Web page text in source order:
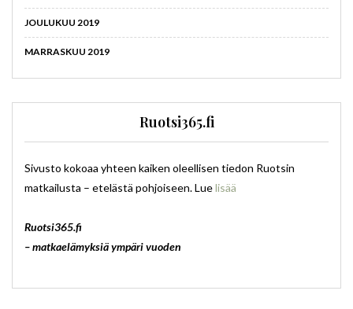
JOULUKUU 2019
MARRASKUU 2019
Ruotsi365.fi
Sivusto kokoaa yhteen kaiken oleellisen tiedon Ruotsin
matkailusta – etelästä pohjoiseen. Luelisää
Ruotsi365.fi
– matkaelämyksiä ympäri vuoden